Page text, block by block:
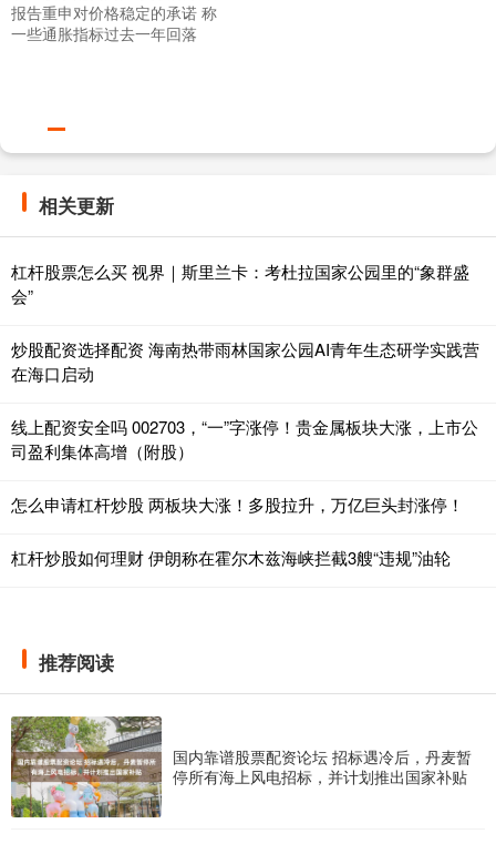
报告重申对价格稳定的承诺 称
一些通胀指标过去一年回落
相关更新
杠杆股票怎么买 视界｜斯里兰卡：考杜拉国家公园里的“象群盛
会”
炒股配资选择配资 海南热带雨林国家公园AI青年生态研学实践营
在海口启动
线上配资安全吗 002703，“一”字涨停！贵金属板块大涨，上市公
司盈利集体高增（附股）
怎么申请杠杆炒股 两板块大涨！多股拉升，万亿巨头封涨停！
杠杆炒股如何理财 伊朗称在霍尔木兹海峡拦截3艘“违规”油轮
推荐阅读
国内靠谱股票配资论坛 招标遇冷后，丹麦暂
停所有海上风电招标，并计划推出国家补贴